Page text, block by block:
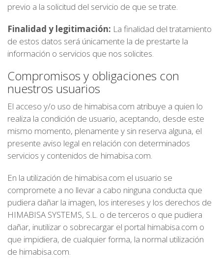
previo a la solicitud del servicio de que se trate.
Finalidad y legitimación: La finalidad del tratamiento
de estos datos será únicamente la de prestarte la
información o servicios que nos solicites.
Compromisos y obligaciones con
nuestros usuarios
El acceso y/o uso de himabisa.com atribuye a quien lo
realiza la condición de usuario, aceptando, desde este
mismo momento, plenamente y sin reserva alguna, el
presente aviso legal en relación con determinados
servicios y contenidos de himabisa.com.
En la utilización de himabisa.com el usuario se
compromete a no llevar a cabo ninguna conducta que
pudiera dañar la imagen, los intereses y los derechos de
HIMABISA SYSTEMS, S.L. o de terceros o que pudiera
dañar, inutilizar o sobrecargar el portal himabisa.com o
que impidiera, de cualquier forma, la normal utilización
de himabisa.com.